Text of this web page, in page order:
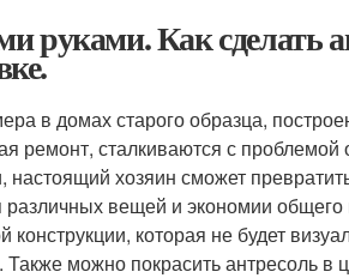
руками. Как сделать
в домах старого образца,
ремонт, сталкиваются с проблемой
настоящий хозяин сможет
вещей и экономии общего
которая не будет
можно покрасить антресоль в